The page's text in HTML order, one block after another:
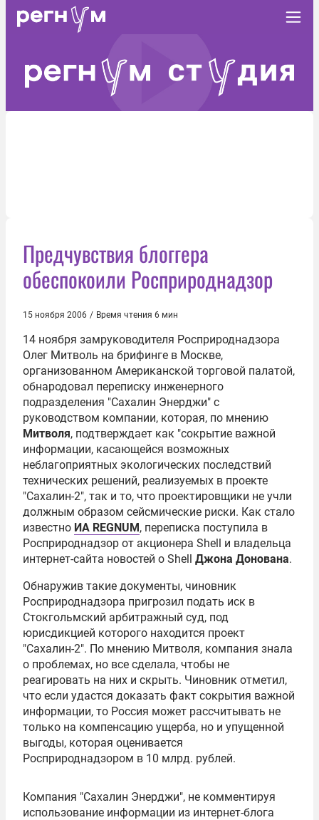
Предчувствия блоггера
обеспокоили Росприроднадзор
15 ноября 2006 / Время чтения 6 мин
14 ноября замруководителя Росприроднадзора
Олег Митволь на брифинге в Москве,
организованном Американской торговой палатой,
обнародовал переписку инженерного
подразделения "Сахалин Энерджи" с
руководством компании, которая, по мнению
Митволя, подтверждает как "сокрытие важной
информации, касающейся возможных
неблагоприятных экологических последствий
технических решений, реализуемых в проекте
"Сахалин-2", так и то, что проектировщики не учли
должным образом сейсмические риски. Как стало
известно ИА REGNUM, переписка поступила в
Росприроднадзор от акционера Shell и владельца
интернет-сайта новостей о Shell Джона Донована.
Обнаружив такие документы, чиновник
Росприроднадзора пригрозил подать иск в
Стокгольмский арбитражный суд, под
юрисдикцией которого находится проект
"Сахалин-2". По мнению Митволя, компания знала
о проблемах, но все сделала, чтобы не
реагировать на них и скрыть. Чиновник отметил,
что если удастся доказать факт сокрытия важной
информации, то Россия может рассчитывать не
только на компенсацию ущерба, но и упущенной
выгоды, которая оценивается
Росприроднадзором в 10 млрд. рублей.
Компания "Сахалин Энерджи", не комментируя
использование информации из интернет-блога